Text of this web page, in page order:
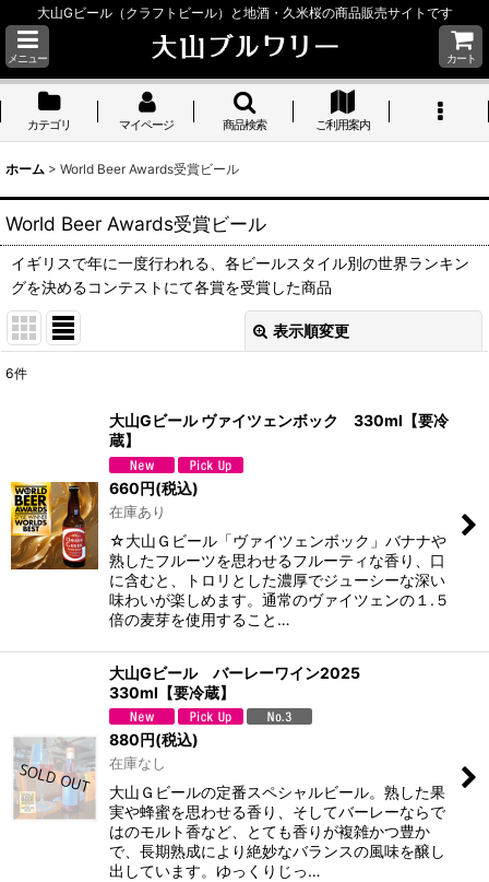
大山Gビール（クラフトビール）と地酒・久米桜の商品販売サイトです
メニュー カート
カテゴリ マイページ 商品検索 ご利用案内
ホーム > World Beer Awards受賞ビール
World Beer Awards受賞ビール
イギリスで年に一度行われる、各ビールスタイル別の世界ランキン
グを決めるコンテストにて各賞を受賞した商品
表示順変更
6件
大山Gビール ヴァイツェンボック 330ml【要冷
蔵】
660円(税込)
在庫あり
☆大山Ｇビール「ヴァイツェンボック」バナナや
熟したフルーツを思わせるフルーティな香り、口
に含むと、トロリとした濃厚でジューシーな深い
味わいが楽しめます。通常のヴァイツェンの１.５
倍の麦芽を使用すること…
大山Gビール バーレーワイン2025
330ml【要冷蔵】
880円(税込)
在庫なし
大山Ｇビールの定番スペシャルビール。熟した果
実や蜂蜜を思わせる香り、そしてバーレーならで
はのモルト香など、とても香りが複雑かつ豊か
で、長期熟成により絶妙なバランスの風味を醸し
出しています。ゆっくりじっ…